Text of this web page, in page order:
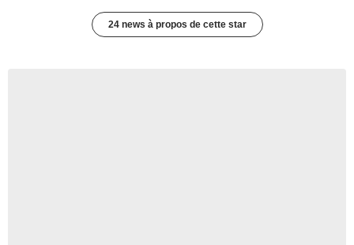
24 news à propos de cette star